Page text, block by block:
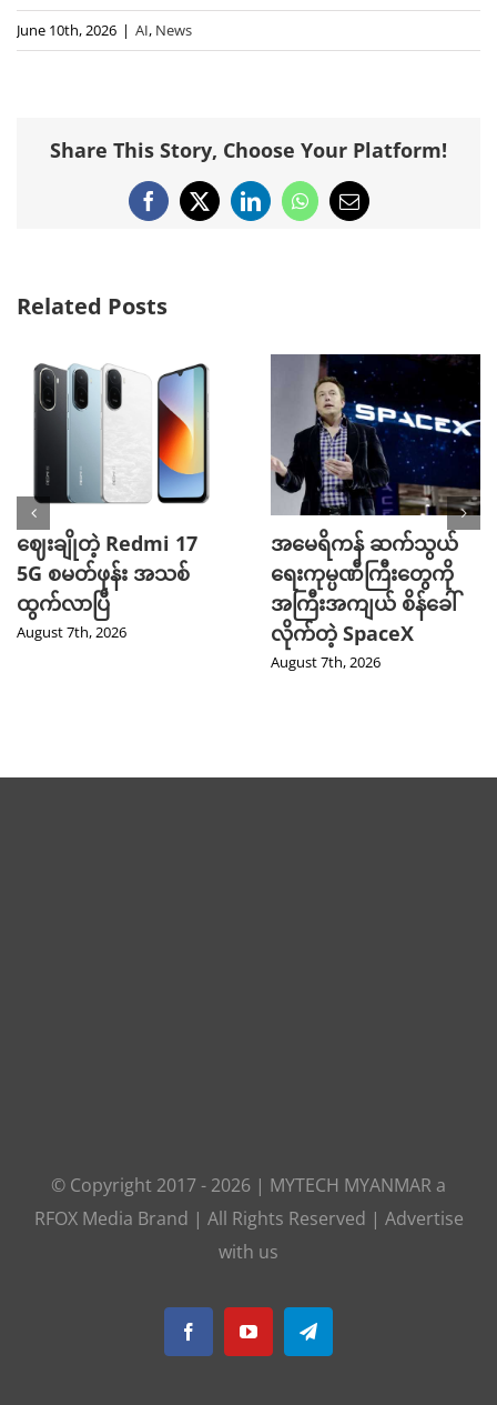
June 10th, 2026 | AI, News
Share This Story, Choose Your Platform!
Facebook
X LinkedInWhatsApp
Email
Related Posts
ဈေးချိုတဲ့ Redmi 17
5G စမတ်ဖုန်း အသစ်
ထွက်လာပြီ
August 7th, 2026
အမေရိကန် ဆက်သွယ်
ရေးကုမ္ပဏီကြီးတွေကို
အကြီးအကျယ် စိန်ခေါ်
လိုက်တဲ့ SpaceX
August 7th, 2026
© Copyright 2017 - 2026 | MYTECH MYANMAR a
RFOX Media Brand | All Rights Reserved | Advertise
with us
FacebookYouTubeTelegram